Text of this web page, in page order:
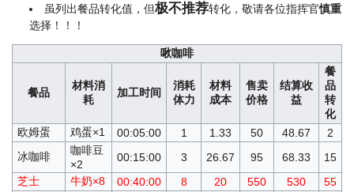
虽列出餐品转化值，但极不推荐转化，敬请各位指挥官慎重
选择！！！
啾咖啡
餐品
材料消
耗
加工时间
消耗
体力
材料
成本
售卖
价格
结算收
益
餐
品
转
化
欧姆蛋
鸡蛋×1 00:05:00 1 1.33 50 48.67
2
冰咖啡
咖啡豆
×2
00:15:00 3 26.67 95 68.33
15
芝士
牛奶×8 00:40:00 8 20 550 530 55